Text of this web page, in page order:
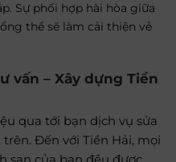
Sự phối hợp hài hòa giữa
thể sẽ làm cải thiện vẻ
vấn – Xây dựng Tiền
qua tới bạn dịch vụ sửa
Đến với Tiền Hải, mọi